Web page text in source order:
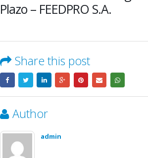
Plazo – FEEDPRO S.A.
Share this post
Author
admin